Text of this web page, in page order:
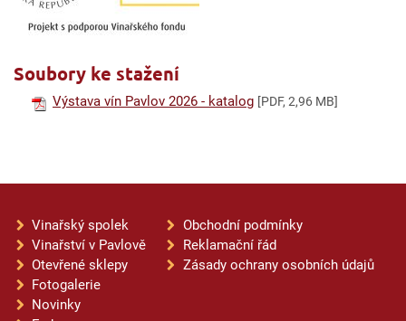
Soubory ke stažení
Výstava vín Pavlov 2026 - katalog [PDF, 2,96 MB]
Vinařský spolek
Vinařství v Pavlově
Otevřené sklepy
Fotogalerie
Novinky
Obchodní podmínky
Reklamační řád
Zásady ochrany osobních údajů